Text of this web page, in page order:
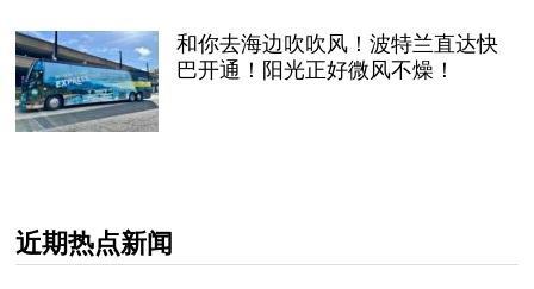
和你去海边吹吹风！波特兰直达快
巴开通！阳光正好微风不燥！
近期热点新闻